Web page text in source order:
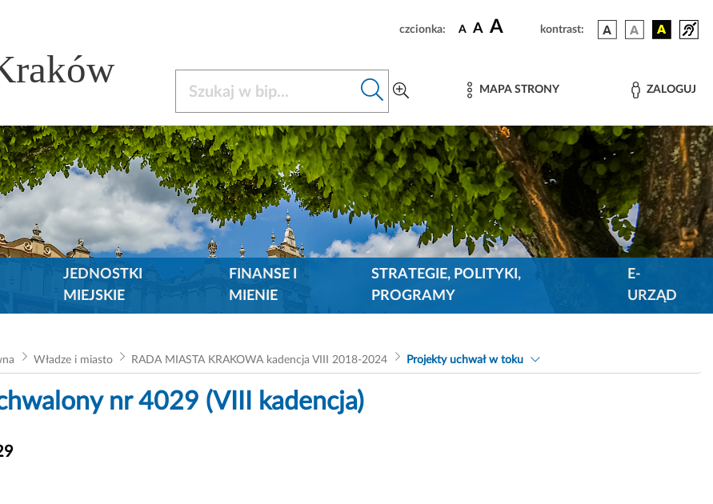
czcionka: A A A kontrast:
MAPA STRONY ZALOGUJ
JEDNOSTKI
MIEJSKIE
FINANSE I
MIENIE
STRATEGIE, POLITYKI,
PROGRAMY
E-
URZĄD
Władze i miasto RADA MIASTA KRAKOWA kadencja VIII 2018-2024 Projekty uchwał w toku
nr 4029 (VIII kadencja)